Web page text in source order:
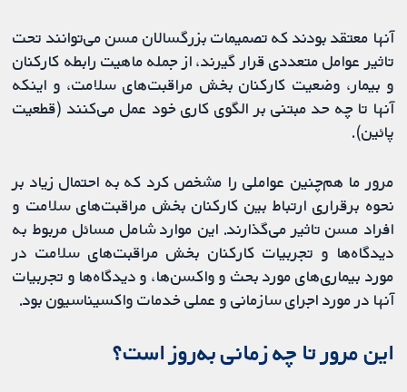
آنها معتقد بودند که تصمیمات بزرگسالان مسن می‌توانند تحت
تاثیر عوامل متعددی قرار گیرند، از جمله ماهیت رابطه کارکنان
و بیمار، وضعیت کارکنان بخش مراقبت‌‌های سلامت، و اینکه
آنها تا چه حد مبتنی بر الگوی کاری خود عمل می‌کنند (قطعیت
پائین).
مرور ما هم‌چنین عواملی را مشخص کرد که به احتمال زیاد بر
نحوه برقراری ارتباط بین کارکنان بخش مراقبت‌‌های سلامت و
افراد مسن تاثیر می‌گذارند. این موارد شامل مسائل مربوط به
دیدگاه‌ها و تجربیات کارکنان بخش مراقبت‌‌های سلامت در
مورد بیماری‌های مورد بحث و واکسن‌ها، و دیدگاه‌ها و تجربیات
آنها در مورد اجرای سازمانی و عملی خدمات واکسیناسیون بود.
این مرور تا چه زمانی به‌روز است؟